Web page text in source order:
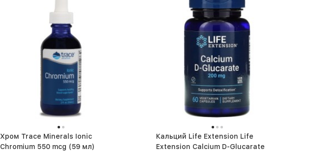
Хром Trace Minerals Ionic
Chromium 550 mcg (59 мл)
Кальций Life Extension Life
Extension Calcium D-Glucarate